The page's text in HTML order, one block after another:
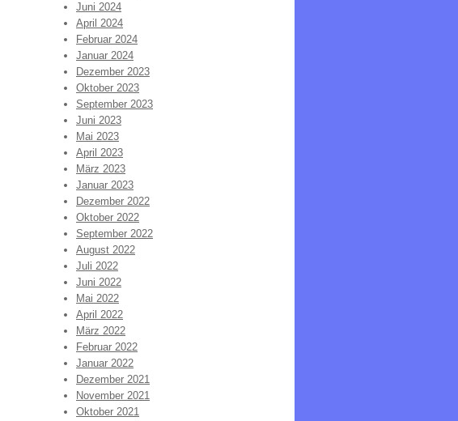
Juni 2024
April 2024
Februar 2024
Januar 2024
Dezember 2023
Oktober 2023
September 2023
Juni 2023
Mai 2023
April 2023
März 2023
Januar 2023
Dezember 2022
Oktober 2022
September 2022
August 2022
Juli 2022
Juni 2022
Mai 2022
April 2022
März 2022
Februar 2022
Januar 2022
Dezember 2021
November 2021
Oktober 2021